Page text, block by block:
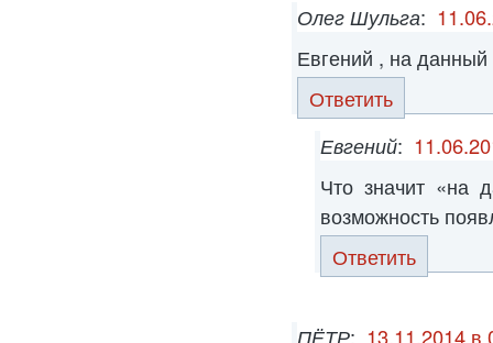
Олег Шульга:
Евгений , на
Ответить
Евгений:
Что значит «на
возможность
Ответить
ПЁТР: 13.11.2014 в